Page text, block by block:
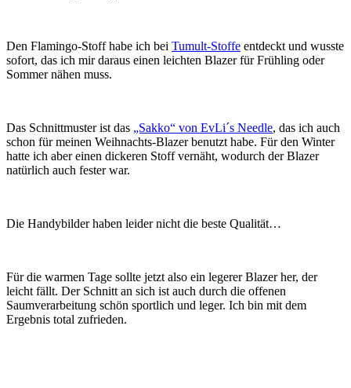
Den Flamingo-Stoff habe ich bei Tumult-Stoffe entdeckt und wusste
sofort, das ich mir daraus einen leichten Blazer für Frühling oder
Sommer nähen muss.
Das Schnittmuster ist das „Sakko“ von EvLi´s Needle, das ich auch
schon für meinen Weihnachts-Blazer benutzt habe. Für den Winter
hatte ich aber einen dickeren Stoff vernäht, wodurch der Blazer
natürlich auch fester war.
Die Handybilder haben leider nicht die beste Qualität…
Für die warmen Tage sollte jetzt also ein legerer Blazer her, der
leicht fällt. Der Schnitt an sich ist auch durch die offenen
Saumverarbeitung schön sportlich und leger. Ich bin mit dem
Ergebnis total zufrieden.